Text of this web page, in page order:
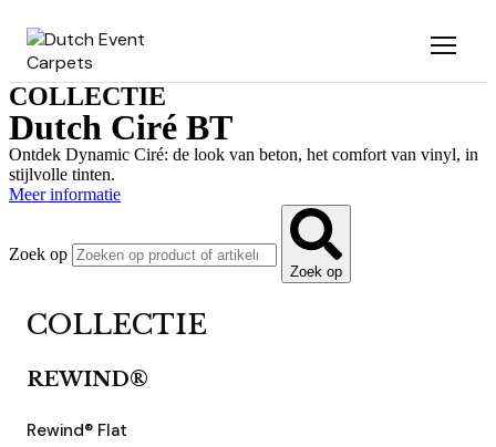
naar
inhoud
COLLECTIE
Dutch Ciré BT
Ontdek Dynamic Ciré: de look van beton, het comfort van vinyl, in
stijlvolle tinten.
Meer informatie
Zoek op
Zoek op
COLLECTIE
REWIND®
Rewind® Flat